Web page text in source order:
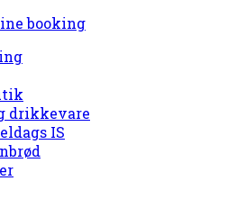
booking
drikkevare
IS